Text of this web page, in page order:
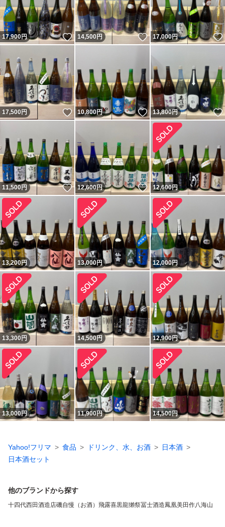
17,900円 いいね！
14,500円 いいね！
17,000円
17,500円 いいね！
10,800円 いいね！
13,800円
11,500円 いいね！
12,600円 いいね！
12,600円
13,200円 13,000円 12,000円
13,300円 14,500円 12,900円
13,000円 11,900円 14,500円
Yahoo!フリマ 食品 ドリンク、水、お酒
日本酒
日本酒セット
他のブランドから探す
十四代西田酒造店磯自慢（お酒） 飛露喜黒龍獺祭冨士酒造鳳凰美田作八海山